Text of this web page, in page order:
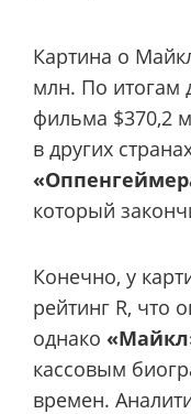
Картина о
млн. По итогам
фильма $370,2
в других
который
Конечно, у
рейтинг R, что
однако
кассовым
времен.